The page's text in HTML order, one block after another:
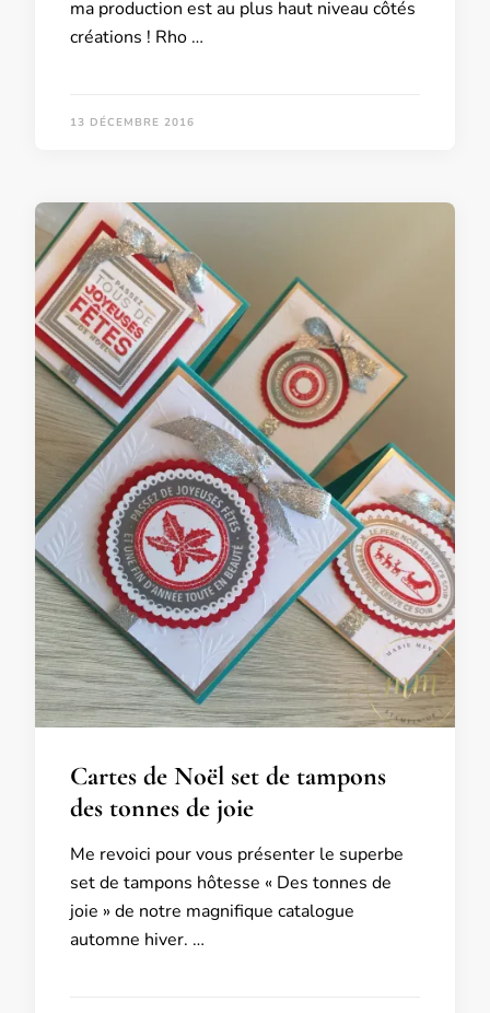
ma production est au plus haut niveau côtés
créations ! Rho …
13 DÉCEMBRE 2016
Cartes de Noël set de tampons
des tonnes de joie
Me revoici pour vous présenter le superbe
set de tampons hôtesse « Des tonnes de
joie » de notre magnifique catalogue
automne hiver. …